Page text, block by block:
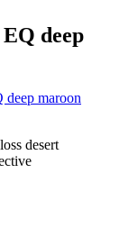
deep
deep maroon